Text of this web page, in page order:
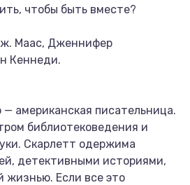
чтобы быть вместе?
Маас, Дженнифер
Кеннеди.
американская писательница.
библиотековедения и
Скарлетт одержима
детективными историями,
жизнью. Если все это